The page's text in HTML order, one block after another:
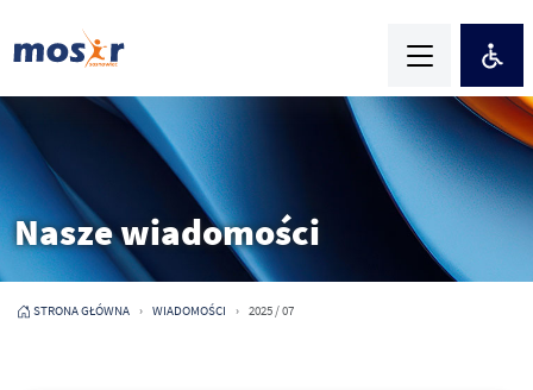
Nasze wiadomości
STRONA GŁÓWNA WIADOMOŚCI 2025 / 07